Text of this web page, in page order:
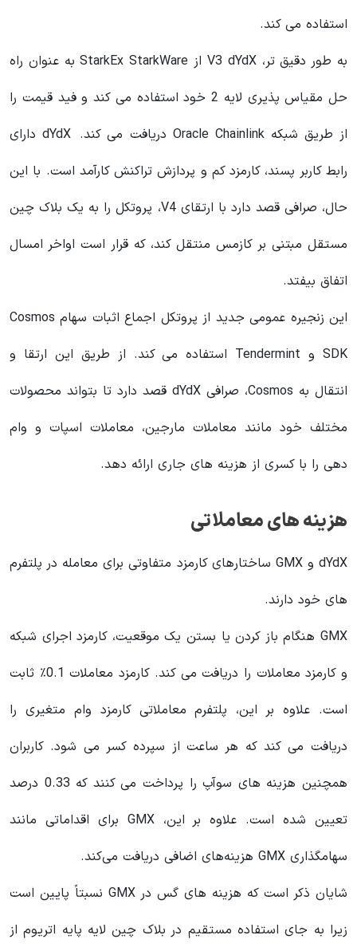
استفاده می کند.
به طور دقیق تر، V3 dYdX از StarkEx StarkWare به عنوان راه
حل مقیاس پذیری لایه 2 خود استفاده می کند و فید قیمت را
از طریق شبکه Oracle Chainlink دریافت می کند. dYdX دارای
رابط کاربر پسند، کارمزد کم و پردازش تراکنش کارآمد است. با این
حال، صرافی قصد دارد با ارتقای V4، پروتکل را به یک بلاک چین
مستقل مبتنی بر کازمس منتقل کند، که قرار است اواخر امسال
اتفاق بیفتد.
این زنجیره عمومی جدید از پروتکل اجماع اثبات سهام Cosmos
SDK و Tendermint استفاده می کند. از طریق این ارتقا و
انتقال به Cosmos، صرافی dYdX قصد دارد تا بتواند محصولات
مختلف خود مانند معاملات مارجین، معاملات اسپات و وام
دهی را با کسری از هزینه های جاری ارائه دهد.
هزینه های معاملاتی
dYdX و GMX ساختارهای کارمزد متفاوتی برای معامله در پلتفرم
های خود دارند.
GMX هنگام باز کردن یا بستن یک موقعیت، کارمزد اجرای شبکه
و کارمزد معاملات را دریافت می کند. کارمزد معاملات 0.1٪ ثابت
است. علاوه بر این، پلتفرم معاملاتی کارمزد وام متغیری را
دریافت می کند که هر ساعت از سپرده کسر می شود. کاربران
همچنین هزینه های سوآپ را پرداخت می کنند که 0.33 درصد
تعیین شده است. علاوه بر این، GMX برای اقداماتی مانند
سهامگذاری GMX هزینه‌های اضافی دریافت می‌کند.
شایان ذکر است که هزینه های گس در GMX نسبتاً پایین است
زیرا به جای استفاده مستقیم در بلاک چین لایه پایه اتریوم از